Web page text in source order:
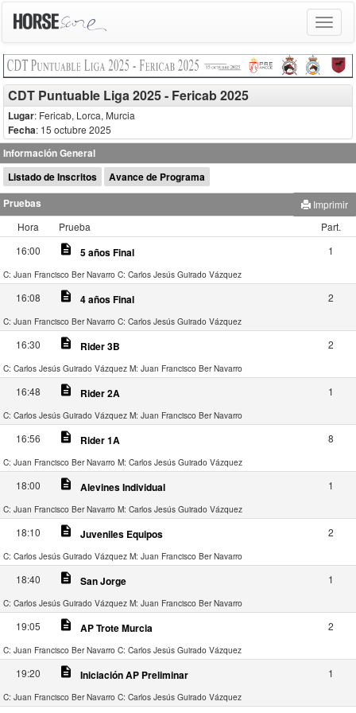
Toggle
CDT Puntuable Liga 2025 - Fericab 2025
Lugar: Fericab, Lorca, Murcia
Fecha: 15 octubre 2025
Información General
Listado de Inscritos
Avance de Programa
Pruebas
Imprimir
Hora
Prueba
Part.
16:00
description 5 años Final 1
C: Juan Francisco Ber Navarro C: Carlos Jesús Guirado Vázquez
16:08 description 4 años Final 2
C: Juan Francisco Ber Navarro C: Carlos Jesús Guirado Vázquez
16:30 description Rider 3B 2
C: Carlos Jesús Guirado Vázquez M: Juan Francisco Ber Navarro
16:48 description Rider 2A 1
C: Carlos Jesús Guirado Vázquez M: Juan Francisco Ber Navarro
16:56 description Rider 1A 8
C: Juan Francisco Ber Navarro M: Carlos Jesús Guirado Vázquez
18:00 description Alevines Individual 1
C: Juan Francisco Ber Navarro M: Carlos Jesús Guirado Vázquez
18:10 description Juveniles Equipos 2
C: Carlos Jesús Guirado Vázquez M: Juan Francisco Ber Navarro
18:40 description San Jorge 1
C: Carlos Jesús Guirado Vázquez M: Juan Francisco Ber Navarro
19:05 description AP Trote Murcia 2
C: Juan Francisco Ber Navarro C: Carlos Jesús Guirado Vázquez
19:20 description Iniciación AP Preliminar 1
C: Juan Francisco Ber Navarro C: Carlos Jesús Guirado Vázquez